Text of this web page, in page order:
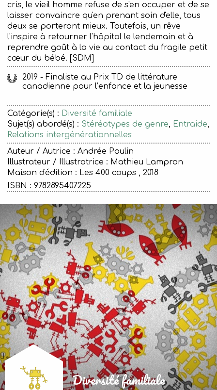
cris, le vieil homme refuse de s'en occuper et de se
laisser convaincre qu'en prenant soin d'elle, tous
deux se porteront mieux. Toutefois, un rêve
l'inspire à retourner l'hôpital le lendemain et à
reprendre goût à la vie au contact du fragile petit
cœur du bébé. [SDM]
2019 - Finaliste au Prix TD de littérature
canadienne pour l’enfance et la jeunesse
Catégorie(s) : Diversité familiale
Sujet(s) abordé(s) : Stéréotypes de genre, Entraide,
Relations intergénérationnelles
Auteur / Autrice : Andrée Poulin
Illustrateur / Illustratrice : Mathieu Lampron
Maison d'édition : Les 400 coups , 2018
ISBN : 9782895407225
Diversité familiale